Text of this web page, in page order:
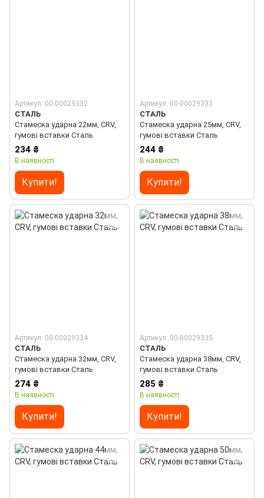
Артикул: 00-00029332
СТАЛЬ
Стамеска ударна 22мм, CRV,
гумові вставки Сталь
234 ₴
В наявності
Купити!
Артикул: 00-00029333
СТАЛЬ
Стамеска ударна 25мм, CRV,
гумові вставки Сталь
244 ₴
В наявності
Купити!
Артикул: 00-00029334
СТАЛЬ
Стамеска ударна 32мм, CRV,
гумові вставки Сталь
274 ₴
В наявності
Купити!
Артикул: 00-00029335
СТАЛЬ
Стамеска ударна 38мм, CRV,
гумові вставки Сталь
285 ₴
В наявності
Купити!